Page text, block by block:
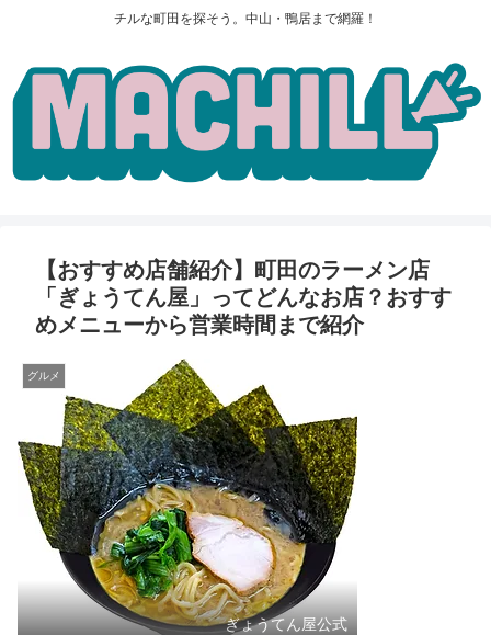
チルな町田を探そう。中山・鴨居まで網羅！
【おすすめ店舗紹介】町田のラーメン店
「ぎょうてん屋」ってどんなお店？おすす
めメニューから営業時間まで紹介
グルメ
ぎょうてん屋公式